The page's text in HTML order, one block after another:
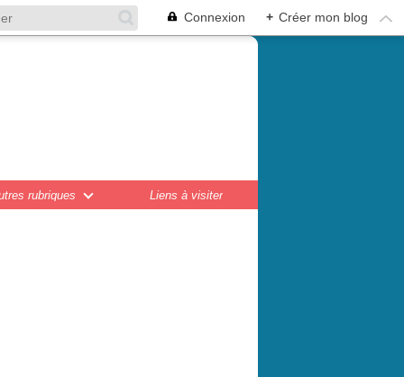
Connexion + Créer mon blog
rubriques Liens à visiter